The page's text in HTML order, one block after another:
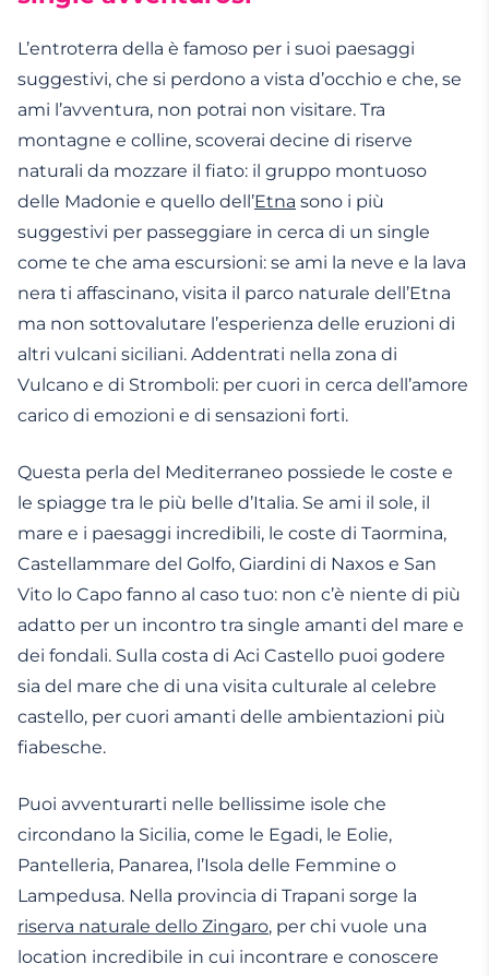
L’entroterra della è famoso per i suoi paesaggi
suggestivi, che si perdono a vista d’occhio e che, se
ami l’avventura, non potrai non visitare. Tra
montagne e colline, scoverai decine di riserve
naturali da mozzare il fiato: il gruppo montuoso
delle Madonie e quello dell’Etna sono i più
suggestivi per passeggiare in cerca di un single
come te che ama escursioni: se ami la neve e la lava
nera ti affascinano, visita il parco naturale dell’Etna
ma non sottovalutare l’esperienza delle eruzioni di
altri vulcani siciliani. Addentrati nella zona di
Vulcano e di Stromboli: per cuori in cerca dell’amore
carico di emozioni e di sensazioni forti.
Questa perla del Mediterraneo possiede le coste e
le spiagge tra le più belle d’Italia. Se ami il sole, il
mare e i paesaggi incredibili, le coste di Taormina,
Castellammare del Golfo, Giardini di Naxos e San
Vito lo Capo fanno al caso tuo: non c’è niente di più
adatto per un incontro tra single amanti del mare e
dei fondali. Sulla costa di Aci Castello puoi godere
sia del mare che di una visita culturale al celebre
castello, per cuori amanti delle ambientazioni più
fiabesche.
Puoi avventurarti nelle bellissime isole che
circondano la Sicilia, come le Egadi, le Eolie,
Pantelleria, Panarea, l’Isola delle Femmine o
Lampedusa. Nella provincia di Trapani sorge la
riserva naturale dello Zingaro, per chi vuole una
location incredibile in cui incontrare e conoscere